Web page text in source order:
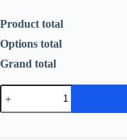
Product total
Options total
Grand total